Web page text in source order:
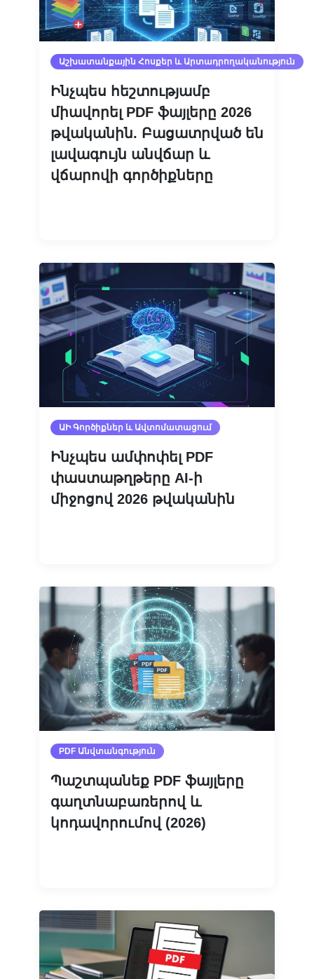
Աշխատանքային Հոսքեր ԵՒ Արտադրողականություն
Ինչպես հեշտությամբ
միավորել PDF ֆայլերը 2026
թվականին. Բացատրված են
լավագույն անվճար և
վճարովի գործիքները
ԱԻ Գործիքներ ԵՒ Ավտոմատացում
Ինչպես ամփոփել PDF
փաստաթղթերը AI-ի
միջոցով 2026 թվականին
PDF Անվտանգություն
Պաշտպանեք PDF ֆայլերը
գաղտնաբառերով և
կոդավորումով (2026)